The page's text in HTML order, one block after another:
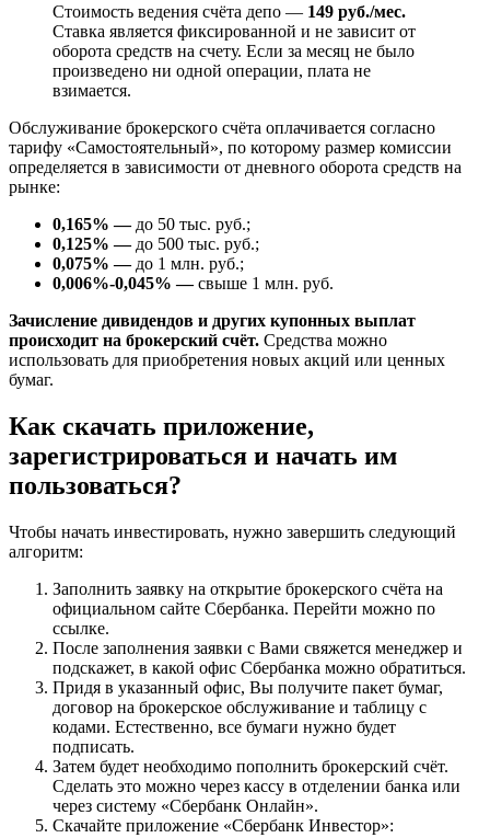
Стоимость ведения счёта депо — 149 руб./мес.
Ставка является фиксированной и не зависит от
оборота средств на счету. Если за месяц не было
произведено ни одной операции, плата не
взимается.
Обслуживание брокерского счёта оплачивается согласно
тарифу «Самостоятельный», по которому размер комиссии
определяется в зависимости от дневного оборота средств на
рынке:
0,165% —до 50 тыс. руб.;
0,125% —до 500 тыс. руб.;
0,075% —до 1 млн. руб.;
0,006%-0,045% —свыше 1 млн. руб.
Зачисление дивидендов и других купонных выплат
происходит на брокерский счёт. Средства можно
использовать для приобретения новых акций или ценных
бумаг.
Как скачать приложение,
зарегистрироваться и начать им
пользоваться?
Чтобы начать инвестировать, нужно завершить следующий
алгоритм:
Заполнить заявку на открытие брокерского счёта на
официальном сайте Сбербанка. Перейти можно по
ссылке.
После заполнения заявки с Вами свяжется менеджер и
подскажет, в какой офис Сбербанка можно обратиться.
Придя в указанный офис, Вы получите пакет бумаг,
договор на брокерское обслуживание и таблицу с
кодами. Естественно, все бумаги нужно будет
подписать.
Затем будет необходимо пополнить брокерский счёт.
Сделать это можно через кассу в отделении банка или
через систему «Сбербанк Онлайн».
Скачайте приложение «Сбербанк Инвестор»: